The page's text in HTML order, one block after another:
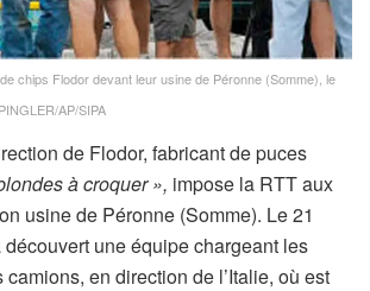
chips Flodor devant leur usine de Péronne (Somme), le
AP/SIPA
de Flodor, fabricant de puces
à croquer », impose la RTT aux
usine de Péronne (Somme). Le 21
une équipe chargeant les
en direction de l’Italie, où est